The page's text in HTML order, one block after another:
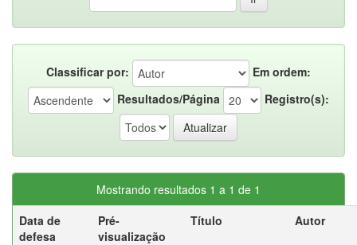
Classificar por:
Em ordem:
Resultados/Página
Registro(s):
Mostrando resultados 1 a 1 de 1
Data de
defesa
Pré-
visualização
Título Autor